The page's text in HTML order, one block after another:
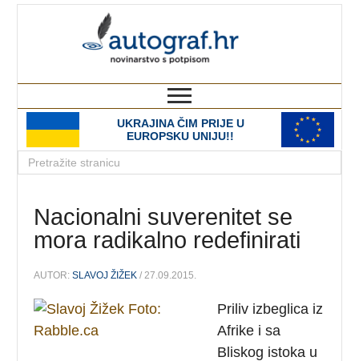
UKRAJINA ČIM PRIJE U
EUROPSKU UNIJU!!
Nacionalni suverenitet se
mora radikalno redefinirati
AUTOR:SLAVOJ ŽIŽEK / 27.09.2015.
Priliv izbeglica iz
Afrike i sa
Bliskog istoka u